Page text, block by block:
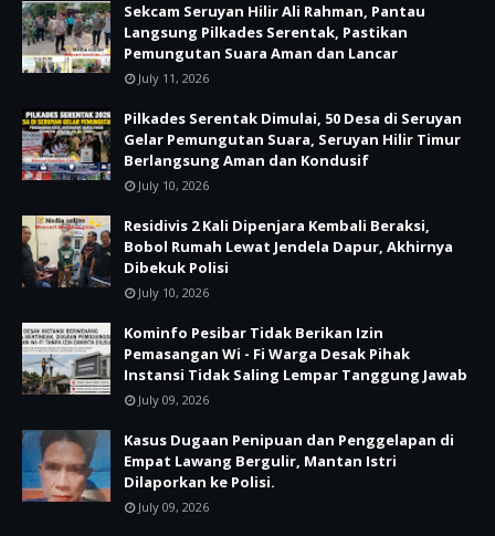
Sekcam Seruyan Hilir Ali Rahman, Pantau
Langsung Pilkades Serentak, Pastikan
Pemungutan Suara Aman dan Lancar
July 11, 2026
Pilkades Serentak Dimulai, 50 Desa di Seruyan
Gelar Pemungutan Suara, Seruyan Hilir Timur
Berlangsung Aman dan Kondusif
July 10, 2026
Residivis 2 Kali Dipenjara Kembali Beraksi,
Bobol Rumah Lewat Jendela Dapur, Akhirnya
Dibekuk Polisi
July 10, 2026
Kominfo Pesibar Tidak Berikan Izin
Pemasangan Wi - Fi Warga Desak Pihak
Instansi Tidak Saling Lempar Tanggung Jawab
July 09, 2026
Kasus Dugaan Penipuan dan Penggelapan di
Empat Lawang Bergulir, Mantan Istri
Dilaporkan ke Polisi.
July 09, 2026